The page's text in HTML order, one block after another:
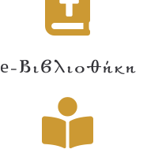
e-Βιβλιοθήκη